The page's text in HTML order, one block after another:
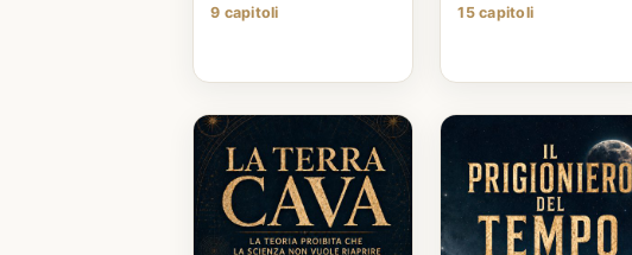
9 capitoli
15 capitoli